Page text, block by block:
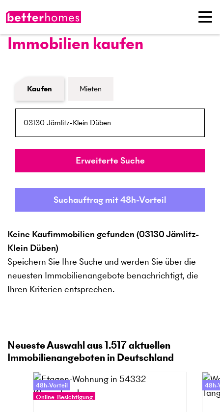
Immobilien kaufen
Formular Immobiliensuche
Kaufen Mieten
PLZ / Ort
Umkreis
Erweiterte Suche
Suchauftrag mit 48h-Vorteil
Keine Kaufimmobilien gefunden (03130 Jämlitz-
Klein Düben)
Speichern Sie Ihre Suche und werden Sie über die
neuesten Immobilienangebote benachrichtigt, die
Ihren Kriterien entsprechen.
Neueste Auswahl aus1.517aktuellen
Immobilienangeboten in Deutschland
48h-Vorteil
Online-Besichtigung
48h-